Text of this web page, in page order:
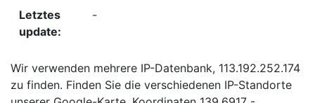
-
Wir verwenden mehrere IP-Datenbank, 113.192.252.174
zu finden. Finden Sie die verschiedenen IP-Standorte